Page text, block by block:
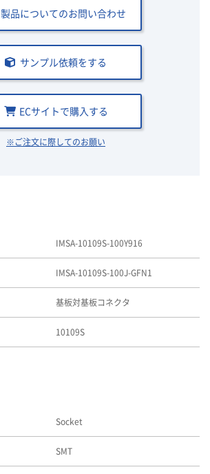
製品についてのお問い合わせ
サンプル依頼をする
ECサイトで購入する
※ご注文に際してのお願い
IMSA-10109S-100Y916
IMSA-10109S-100J-GFN1
基板対基板コネクタ
10109S
Socket
SMT